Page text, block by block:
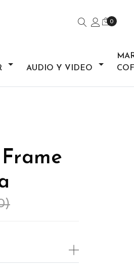
0
AUDIO Y VIDEO